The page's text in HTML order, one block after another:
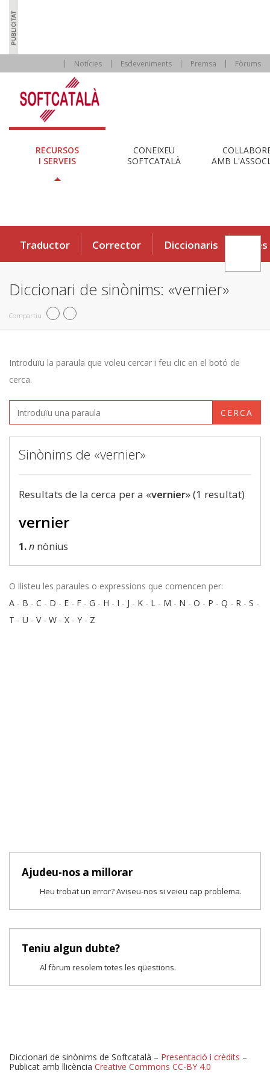
Notícies Esdeveniments Premsa Fòrums
RECURSOS
I SERVEIS
CONEIXEU
SOFTCATALÀ
AMB
Traductor Corrector Diccionaris Eines
Diccionari de sinònims: «vernier»
Compartiu
Introduïu la paraula que voleu cercar i feu clic en el botó de
cerca.
CERCA
Sinònims de «vernier»
Resultats de la cerca per a «vernier» (1 resultat)
vernier
1.n nònius
O llisteu les paraules o expressions que comencen per:
A - B - C - D - E - F - G - H - I - J - K - L - M - N - O - P - Q - R - S -
T - U - V- W - X - Y - Z
Ajudeu-nos a millorar
Heu trobat un error? Aviseu-nos si veieu cap problema.
Teniu algun dubte?
Al fòrum resolem totes les qüestions.
Diccionari de sinònims de Softcatalà – Presentació i crèdits –
Publicat amb llicència Creative Commons CC-BY 4.0